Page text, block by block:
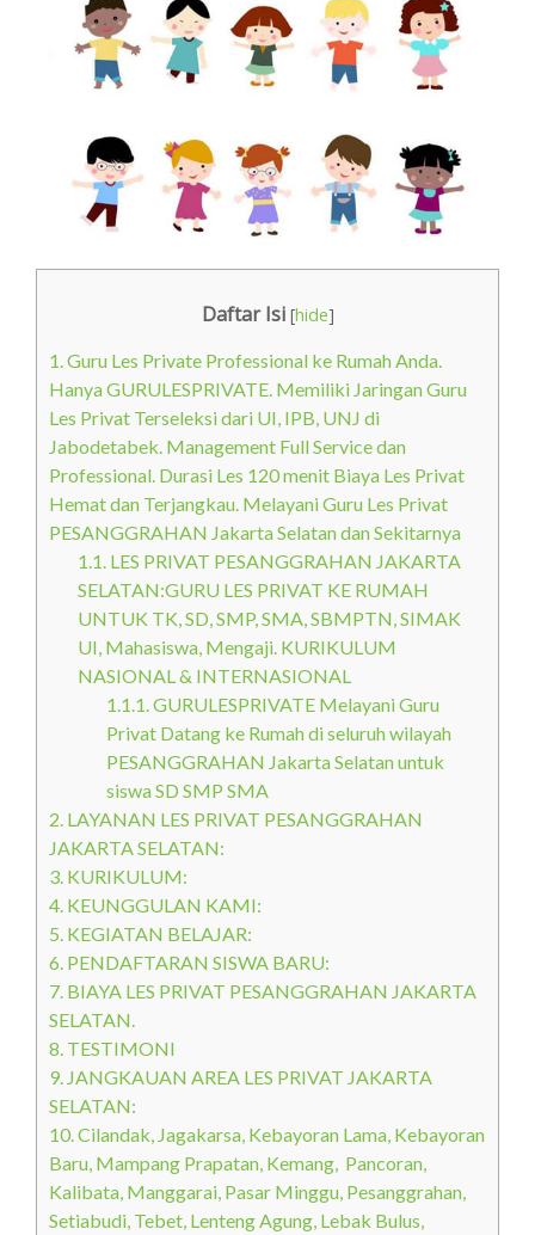
Daftar Isi [hide]
1. Guru Les Private Professional ke Rumah Anda.
Hanya GURULESPRIVATE. Memiliki Jaringan Guru
Les Privat Terseleksi dari UI, IPB, UNJ di
Jabodetabek. Management Full Service dan
Professional. Durasi Les 120 menit Biaya Les Privat
Hemat dan Terjangkau. Melayani Guru Les Privat
PESANGGRAHAN Jakarta Selatan dan Sekitarnya
1.1. LES PRIVAT PESANGGRAHAN JAKARTA
SELATAN:GURU LES PRIVAT KE RUMAH
UNTUK TK, SD, SMP, SMA, SBMPTN, SIMAK
UI, Mahasiswa, Mengaji. KURIKULUM
NASIONAL & INTERNASIONAL
1.1.1. GURULESPRIVATE Melayani Guru
Privat Datang ke Rumah di seluruh wilayah
PESANGGRAHAN Jakarta Selatan untuk
siswa SD SMP SMA
2. LAYANAN LES PRIVAT PESANGGRAHAN
JAKARTA SELATAN:
3. KURIKULUM:
4. KEUNGGULAN KAMI:
5. KEGIATAN BELAJAR:
6. PENDAFTARAN SISWA BARU:
7. BIAYA LES PRIVAT PESANGGRAHAN JAKARTA
SELATAN.
8. TESTIMONI
9. JANGKAUAN AREA LES PRIVAT JAKARTA
SELATAN:
10. Cilandak, Jagakarsa, Kebayoran Lama, Kebayoran
Baru, Mampang Prapatan, Kemang, Pancoran,
Kalibata, Manggarai, Pasar Minggu, Pesanggrahan,
Setiabudi, Tebet, Lenteng Agung, Lebak Bulus,